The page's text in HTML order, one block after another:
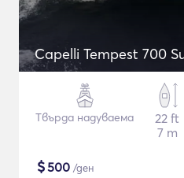
Capelli Tempest 700
Твърда надуваема
22 ft
7 m
$500 /ден